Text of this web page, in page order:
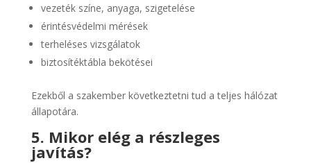
vezeték színe, anyaga, szigetelése
érintésvédelmi mérések
terheléses vizsgálatok
biztosítéktábla bekötései
Ezekből a szakember következtetni tud a teljes hálózat
állapotára.
5. Mikor elég a részleges
javítás?